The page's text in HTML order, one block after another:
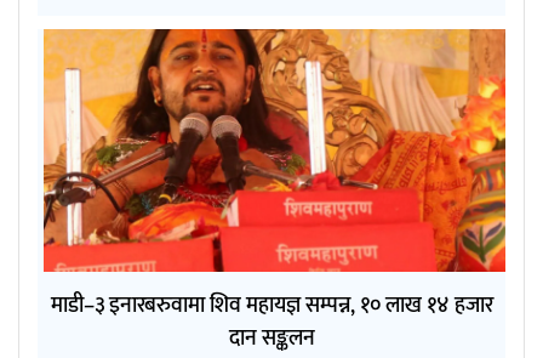
माडी–३ इनारबरुवामा शिव महायज्ञ सम्पन्न, १० लाख १४ हजार
दान सङ्कलन